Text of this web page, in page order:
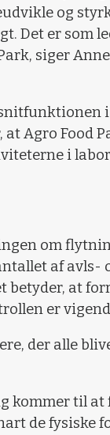
og
Det er som
siger
Agro Food
i
om
af avls-
betyder, at
er
der alle
kommer til at
de fysiske